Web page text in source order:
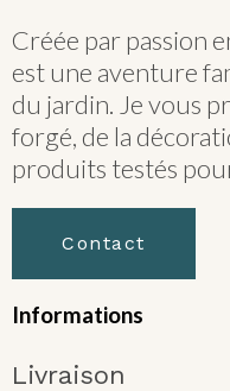
Créée par passion
est une aventure
du jardin. Je vous
forgé, de la
produits testés
Contact
Informations
Livraison